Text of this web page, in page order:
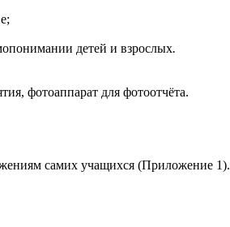
детей и взрослых.
фотоаппарат для фотоотчёта.
самих учащихся (Приложение 1).